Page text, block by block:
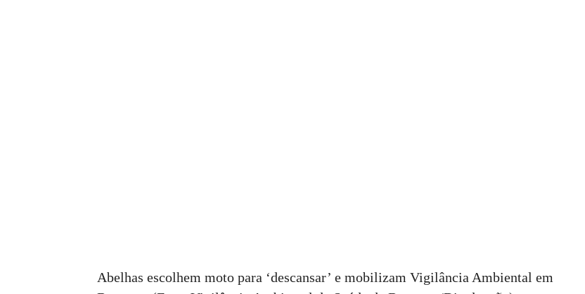
Abelhas escolhem moto para ‘descansar’ e mobilizam Vigilância Ambiental em